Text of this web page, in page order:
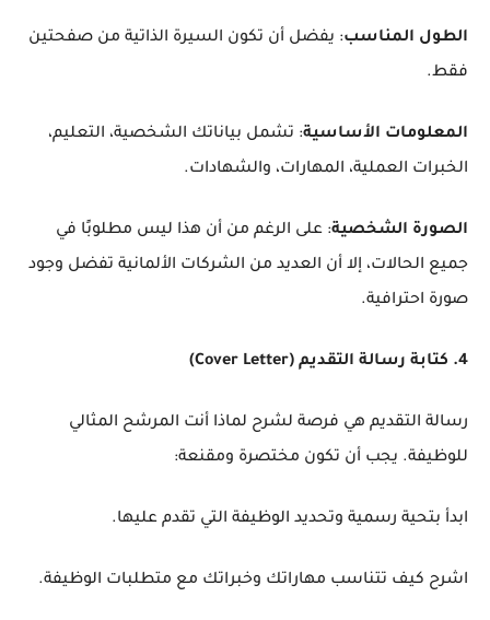
الطول المناسب: يفضل أن تكون السيرة الذاتية من صفحتين
فقط.
المعلومات الأساسية: تشمل بياناتك الشخصية، التعليم،
الخبرات العملية، المهارات، والشهادات.
الصورة الشخصية: على الرغم من أن هذا ليس مطلوبًا في
جميع الحالات، إلا أن العديد من الشركات الألمانية تفضل وجود
صورة احترافية.
4. كتابة رسالة التقديم (Cover Letter)
رسالة التقديم هي فرصة لشرح لماذا أنت المرشح المثالي
للوظيفة. يجب أن تكون مختصرة ومقنعة:
ابدأ بتحية رسمية وتحديد الوظيفة التي تقدم عليها.
اشرح كيف تتناسب مهاراتك وخبراتك مع متطلبات الوظيفة.